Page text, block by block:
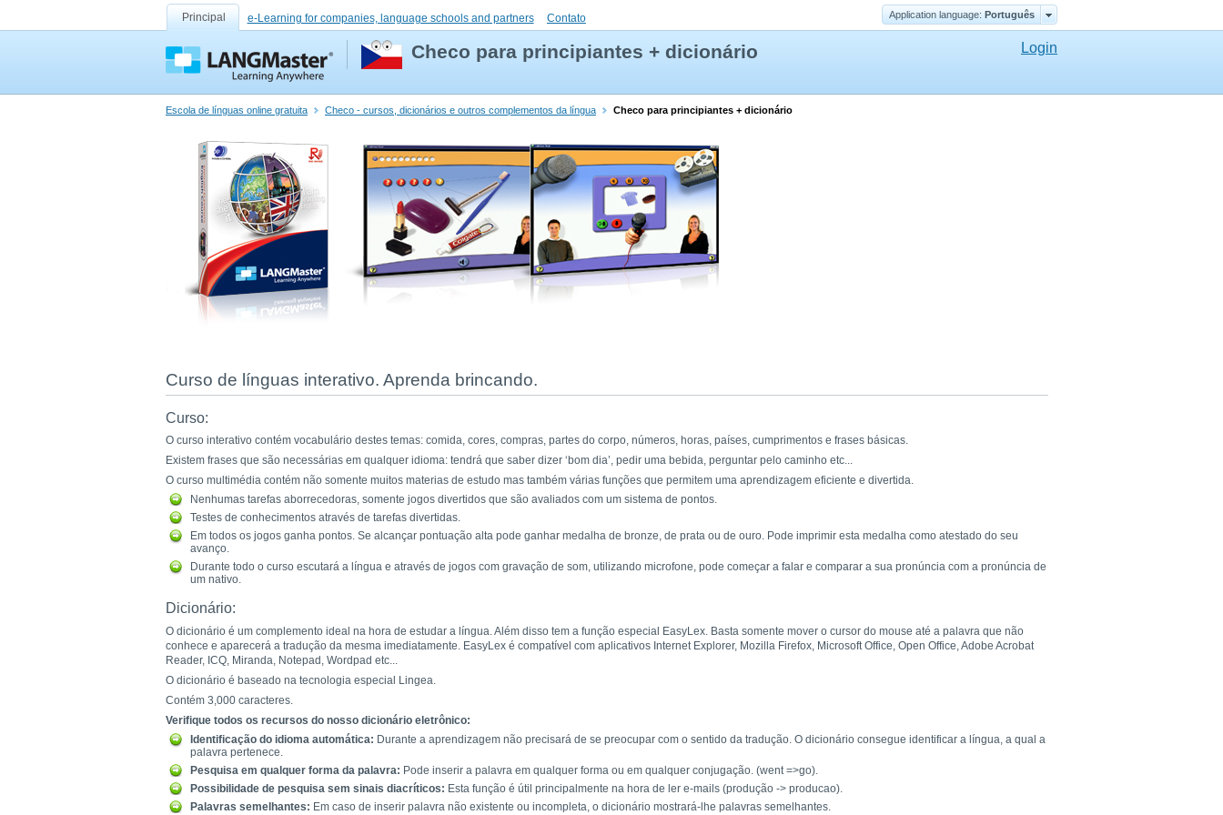
Principal e-Learning for companies, language schools and partners Contato Application language: Português
Checo para principiantes + dicionário Login
Escola de línguas online gratuita Checo - cursos, dicionários e outros complementos da língua Checo para principiantes + dicionário
Curso de línguas interativo. Aprenda brincando.
Curso:
O curso interativo contém vocabulário destes temas: comida, cores, compras, partes do corpo, números, horas, países, cumprimentos e frases básicas.
Existem frases que são necessárias em qualquer idioma: tendrá que saber dizer ‘bom dia’, pedir uma bebida, perguntar pelo caminho etc...
O curso multimédia contém não somente muitos materias de estudo mas também várias funções que permitem uma aprendizagem eficiente e divertida.
Nenhumas tarefas aborrecedoras, somente jogos divertidos que são avaliados com um sistema de pontos.
Testes de conhecimentos através de tarefas divertidas.
Em todos os jogos ganha pontos. Se alcançar pontuação alta pode ganhar medalha de bronze, de prata ou de ouro. Pode imprimir esta medalha como atestado do seu
avanço.
Durante todo o curso escutará a língua e através de jogos com gravação de som, utilizando microfone, pode começar a falar e comparar a sua pronúncia com a pronúncia de
um nativo.
Dicionário:
O dicionário é um complemento ideal na hora de estudar a língua. Além disso tem a função especial EasyLex. Basta somente mover o cursor do mouse até a palavra que não
conhece e aparecerá a tradução da mesma imediatamente. EasyLex é compatível com aplicativos Internet Explorer, Mozilla Firefox, Microsoft Office, Open Office, Adobe Acrobat
Reader, ICQ, Miranda, Notepad, Wordpad etc...
O dicionário é baseado na tecnologia especial Lingea.
Contém 3,000 caracteres.
Verifique todos os recursos do nosso dicionário eletrônico:
Identificação do idioma automática: Durante a aprendizagem não precisará de se preocupar com o sentido da tradução. O dicionário consegue identificar a língua, a qual a
palavra pertenece.
Pesquisa em qualquer forma da palavra: Pode inserir a palavra em qualquer forma ou em qualquer conjugação. (went =>go).
Possibilidade de pesquisa sem sinais diacríticos: Esta função é útil principalmente na hora de ler e-mails (produção -> producao).
Palavras semelhantes: Em caso de inserir palavra não existente ou incompleta, o dicionário mostrará-lhe palavras semelhantes.